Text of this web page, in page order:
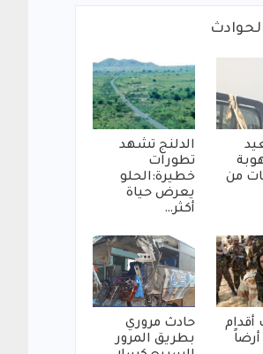
الحوادث
من
الدلنج تشهد
تطورات
خطيرة:الحلو
يعرض حياة
أكثر…
حادث مروري
بطريق المرور